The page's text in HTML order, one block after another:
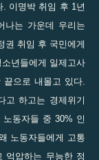
이명박 취임 후 1년
나는 가운데 우리는
권 취임 후 국민에게
년들에게 일제고사
으로 내몰고 있다.
고 하고는 경제위기
동자들 중 30% 인
노동자들에게 고통
억압하는 무능한 정